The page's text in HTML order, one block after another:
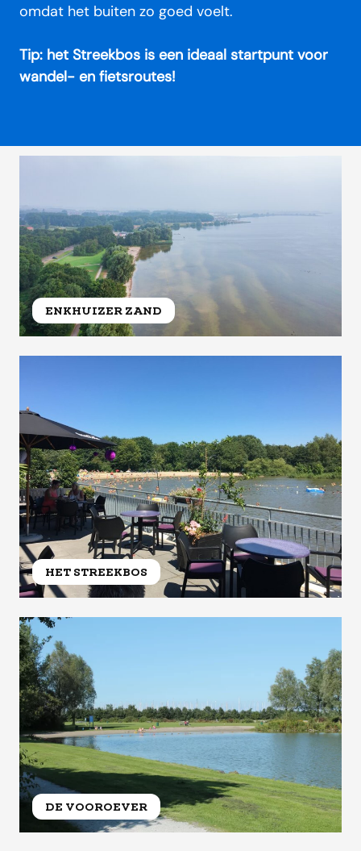
omdat het buiten zo goed voelt.
Tip: het Streekbos is een ideaal startpunt voor
wandel- en fietsroutes!
ENKHUIZER ZAND
HET STREEKBOS
DE VOOROEVER